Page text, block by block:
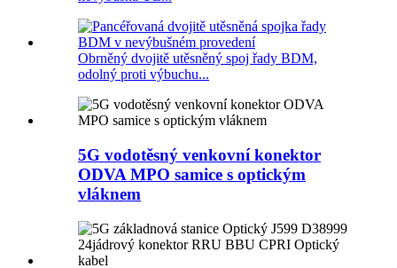
Obrněný dvojitě utěsněný spoj řady BDM,
odolný proti výbuchu...
5G vodotěsný venkovní konektor
ODVA MPO samice s optickým
vláknem